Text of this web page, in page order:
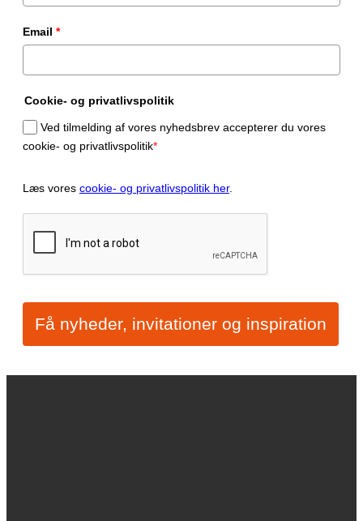
Email *
Cookie- og privatlivspolitik
Ved tilmelding af vores nyhedsbrev accepterer du vores
cookie- og privatlivspolitik*
Læs vores cookie- og privatlivspolitik her.
Få nyheder, invitationer og inspiration